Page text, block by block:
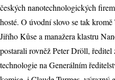
českých nanotechnologických
hosté. O úvodní slovo se tak
Jiřího Kůse a manažera klastru
postarali rovněž Peter Dröll, ředitel
technologie na Generálním